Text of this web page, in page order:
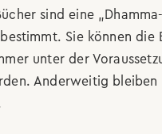
sind eine
Sie können
unter der
Anderweitig